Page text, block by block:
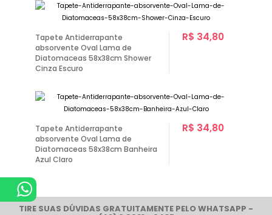
Tapete Antiderrapante
absorvente Oval Lama de
Diatomaceas 58x38cm Shower
Cinza Escuro
R$ 34,80
Tapete Antiderrapante
absorvente Oval Lama de
Diatomaceas 58x38cm Banheira
Azul Claro
R$ 34,80
TIRE SUAS DÚVIDAS GRATUITAMENTE PELO WHATSAPP -